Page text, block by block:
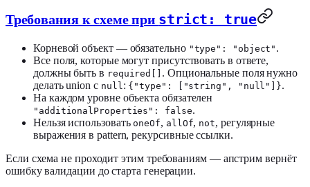
Требования к схеме при strict: true
Корневой объект — обязательно "type": "object" .
Все поля, которые могут присутствовать в ответе,
должны быть в required[] . Опциональные поля нужно
делать union с null: {"type": ["string", "null"]}.
На каждом уровне объекта обязателен
"additionalProperties": false.
Нельзя использовать oneOf, allOf, not, регулярные
выражения в pattern, рекурсивные ссылки.
Если схема не проходит этим требованиям — апстрим вернёт
ошибку валидации до старта генерации.